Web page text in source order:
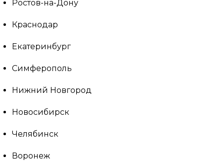
Ростов-на-Дону
Краснодар
Екатеринбург
Симферополь
Нижний Новгород
Новосибирск
Челябинск
Воронеж